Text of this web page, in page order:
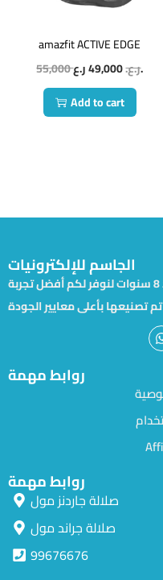
amazfit ACTIVE EDGE
55,000
ر.ع.49,000
ر.ع.
Add to cart
الجاسم للإلكترونيات
تأسس الجاسم للإلكترونيات منذ 8 سنوات لنوفر لكم أفضل تجربة
تصنيعها بأعلى معايير الجودة
روابط مهمة
روابط مهمة
صلالة جاردنز مول
صلالة جراند مول
99676676